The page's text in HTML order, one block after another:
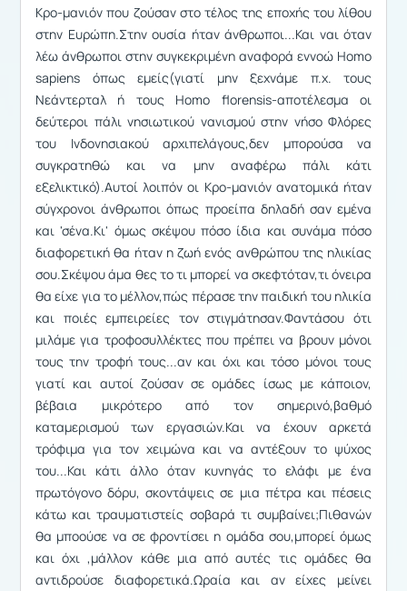
Κρο-μανιόν που ζούσαν στο τέλος της εποχής του λίθου
στην Ευρώπη.Στην ουσία ήταν άνθρωποι...Και ναι όταν
λέω άνθρωποι στην συγκεκριμένη αναφορά εννοώ Homo
sapiens όπως εμείς(γιατί μην ξεχνάμε π.χ. τους
Νεάντερταλ ή τους Homo florensis-αποτέλεσμα οι
δεύτεροι πάλι νησιωτικού νανισμού στην νήσο Φλόρες
του Ινδονησιακού αρχιπελάγους,δεν μπορούσα να
συγκρατηθώ και να μην αναφέρω πάλι κάτι
εξελικτικό).Αυτοί λοιπόν οι Κρο-μανιόν ανατομικά ήταν
σύγχρονοι άνθρωποι όπως προείπα δηλαδή σαν εμένα
και 'σένα.Κι' όμως σκέψου πόσο ίδια και συνάμα πόσο
διαφορετική θα ήταν η ζωή ενός ανθρώπου της ηλικίας
σου.Σκέψου άμα θες το τι μπορεί να σκεφτόταν,τι όνειρα
θα είχε για το μέλλον,πώς πέρασε την παιδική του ηλικία
και ποιές εμπειρείες τον στιγμάτησαν.Φαντάσου ότι
μιλάμε για τροφοσυλλέκτες που πρέπει να βρουν μόνοι
τους την τροφή τους...αν και όχι και τόσο μόνοι τους
γιατί και αυτοί ζούσαν σε ομάδες ίσως με κάποιον,
βέβαια μικρότερο από τον σημερινό,βαθμό
καταμερισμού των εργασιών.Και να έχουν αρκετά
τρόφιμα για τον χειμώνα και να αντέξουν το ψύχος
του...Και κάτι άλλο όταν κυνηγάς το ελάφι με ένα
πρωτόγονο δόρυ, σκοντάψεις σε μια πέτρα και πέσεις
κάτω και τραυματιστείς σοβαρά τι συμβαίνει;Πιθανών
θα μποούσε να σε φροντίσει η ομάδα σου,μπορεί όμως
και όχι ,μάλλον κάθε μια από αυτές τις ομάδες θα
αντιδρούσε διαφορετικά.Ωραία και αν είχες μείνει